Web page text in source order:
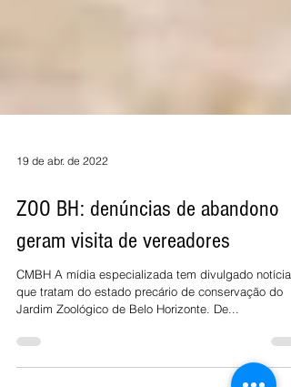
19 de abr. de 2022
ZOO BH: denúncias de abandono
CMBH A mídia especializada tem divulgado notícias
que tratam do estado precário de conservação do